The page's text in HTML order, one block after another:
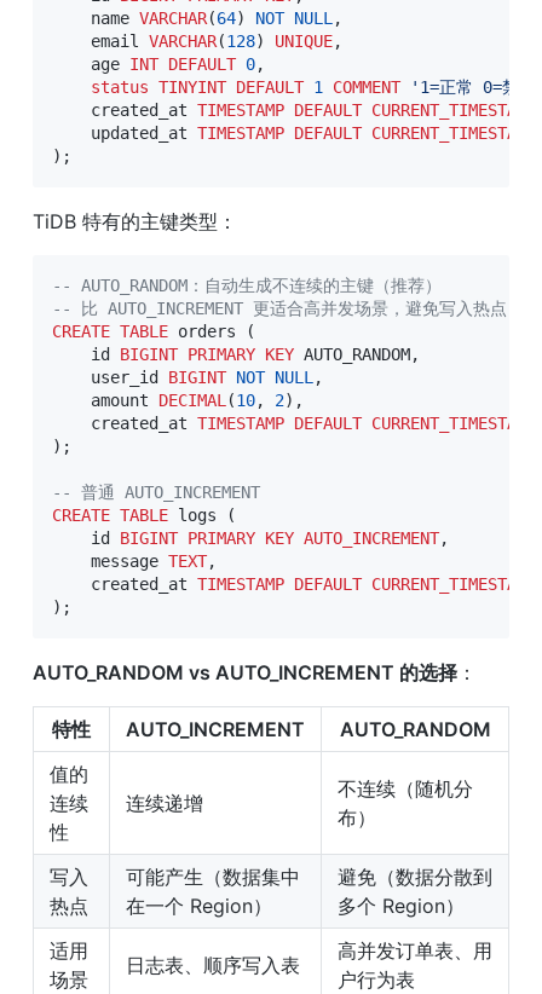
    name
VARCHAR(64) NOT NULL,
    email
VARCHAR(128) UNIQUE,
    age
INT DEFAULT 0,
status TINYINT DEFAULT 1 COMMENT
'1=正常 0=禁
    created_at
TIMESTAMP DEFAULT CURRENT_TIMESTAMP
    updated_at
TIMESTAMP DEFAULT CURRENT_TIMESTAMP
) ;
TiDB 特有的主键类型：
-- AUTO_RANDOM：自动生成不连续的主键（推荐）
-- 比 AUTO_INCREMENT 更适合高并发场景，避免写入热点
CREATE TABLE orders
(
    id
BIGINT PRIMARY KEY AUTO_RANDOM,
    user_id
BIGINT NOT NULL,
    amount
DECIMAL(10, 2) ,
    created_at
TIMESTAMP DEFAULT CURRENT_TIMESTAMP
) ;
-- 普通 AUTO_INCREMENT
CREATE TABLE logs
(
    id
BIGINT PRIMARY KEY AUTO_INCREMENT,
    message
TEXT,
    created_at
TIMESTAMP DEFAULT CURRENT_TIMESTAMP
) ;
AUTO_RANDOM vs AUTO_INCREMENT 的选择 ：
特性 AUTO_INCREMENT
AUTO_RANDOM
值的
连续
性
连续递增
不连续（随机分
布）
写入
热点
可能产生（数据集中
在一个 Region）
避免（数据分散到
多个 Region）
适用
场景
日志表、顺序写入表
高并发订单表、用
户行为表